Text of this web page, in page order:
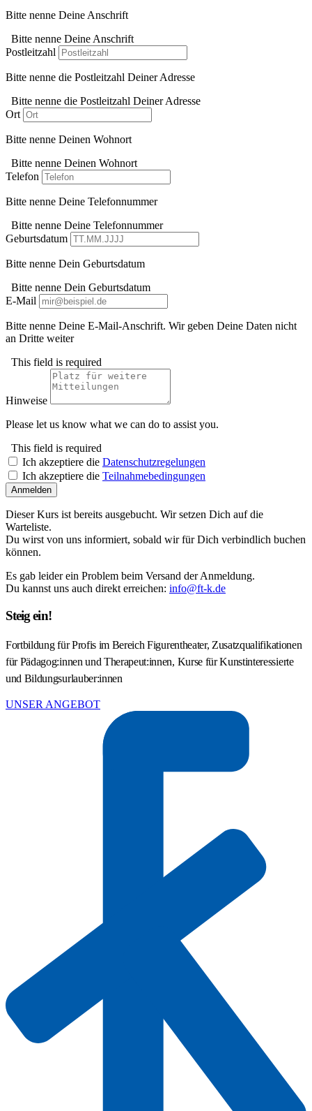
Bitte nenne Deine Anschrift
Bitte nenne Deine Anschrift
Postleitzahl
Bitte nenne die Postleitzahl Deiner Adresse
Bitte nenne die Postleitzahl Deiner Adresse
Ort
Bitte nenne Deinen Wohnort
Bitte nenne Deinen Wohnort
Telefon
Bitte nenne Deine Telefonnummer
Bitte nenne Deine Telefonnummer
Geburtsdatum
Bitte nenne Dein Geburtsdatum
Bitte nenne Dein Geburtsdatum
E-Mail
Bitte nenne Deine E-Mail-Anschrift. Wir geben Deine Daten nicht
an Dritte weiter
This field is required
Hinweise
Please let us know what we can do to assist you.
This field is required
Ich akzeptiere die Datenschutzregelungen
Ich akzeptiere die Teilnahmebedingungen
Anmelden
Dieser Kurs ist bereits ausgebucht. Wir setzen Dich auf die
Warteliste.
Du wirst von uns informiert, sobald wir für Dich verbindlich buchen
können.
Es gab leider ein Problem beim Versand der Anmeldung.
Du kannst uns auch direkt erreichen: info@ft-k.de
Steig ein!
Fortbildung für Profis im Bereich Figurentheater, Zusatzqualifikationen
für Pädagog:innen und Therapeut:innen, Kurse für Kunstinteressierte
und Bildungsurlauber:innen
UNSER ANGEBOT